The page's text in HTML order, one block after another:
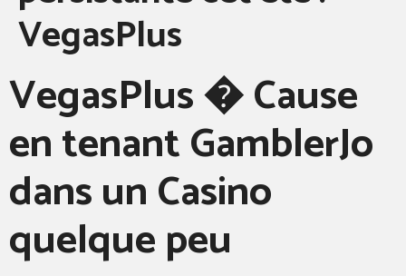
VegasPlus
VegasPlus � Cause
en tenant GamblerJo
dans un Casino
quelque peu